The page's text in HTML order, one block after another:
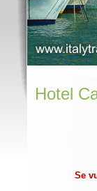
Hotel
Se